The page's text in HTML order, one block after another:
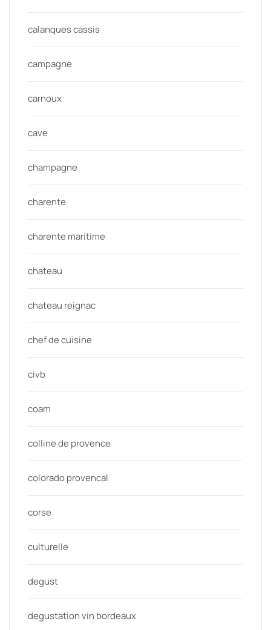
calanques cassis
campagne
carnoux
cave
champagne
charente
charente maritime
chateau
chateau reignac
chef de cuisine
civb
coam
colline de provence
colorado provencal
corse
culturelle
degust
degustation vin bordeaux